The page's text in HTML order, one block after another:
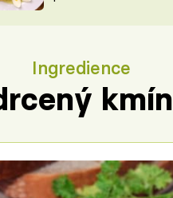
Ingredience
kmín